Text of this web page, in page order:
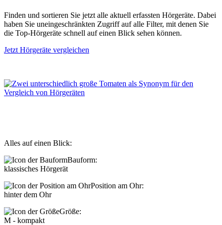
Finden und sortieren Sie jetzt alle aktuell erfassten Hörgeräte. Dabei
haben Sie uneingeschränkten Zugriff auf alle Filter, mit denen Sie
die Top-Hörgeräte schnell auf einen Blick sehen können.
Jetzt Hörgeräte vergleichen
Alles auf einen Blick:
Bauform:
klassisches Hörgerät
Position am Ohr:
hinter dem Ohr
Größe:
M - kompakt